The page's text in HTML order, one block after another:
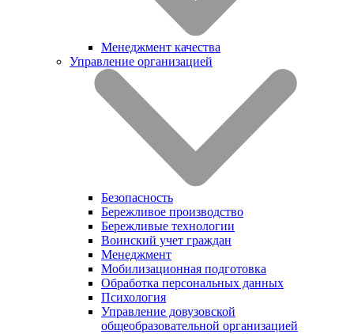
Менеджмент качества
Управление организацией
Безопасность
Бережливое производство
Бережливые технологии
Воинский учет граждан
Менеджмент
Мобилизационная подготовка
Обработка персональных данных
Психология
Управление довузовской
общеобразовательной организацией